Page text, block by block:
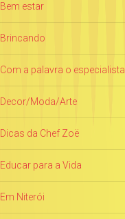
Bem estar
Brincando
Com a palavra o especialista
Decor/Moda/Arte
Dicas da Chef Zoë
Educar para a Vida
Em Niterói